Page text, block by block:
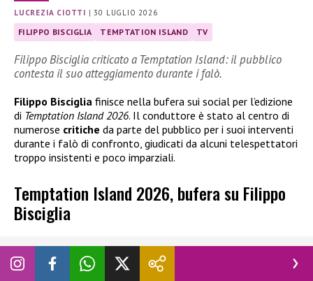
LUCREZIA CIOTTI |30 LUGLIO 2026
FILIPPO BISCIGLIA TEMPTATION ISLAND TV
Filippo Bisciglia criticato a Temptation Island: il pubblico
contesta il suo atteggiamento durante i falò.
Filippo Bisciglia finisce nella bufera sui social per l’edizione
di Temptation Island 2026. Il conduttore è stato al centro di
numerose critiche da parte del pubblico per i suoi interventi
durante i falò di confronto, giudicati da alcuni telespettatori
troppo insistenti e poco imparziali.
Temptation Island 2026, bufera su Filippo
Bisciglia